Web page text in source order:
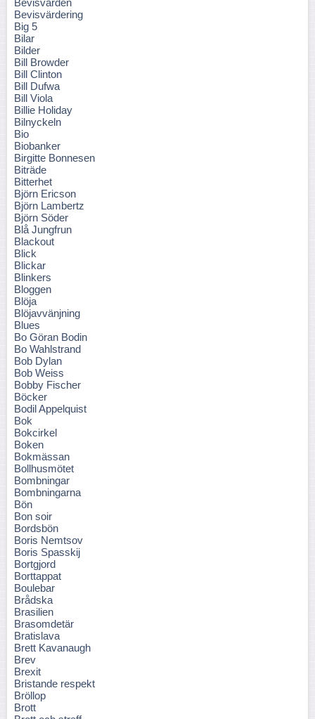
Bevisvärden
Bevisvärdering
Big 5
Bilar
Bilder
Bill Browder
Bill Clinton
Bill Dufwa
Bill Viola
Billie Holiday
Bilnyckeln
Bio
Biobanker
Birgitte Bonnesen
Biträde
Bitterhet
Björn Ericson
Björn Lambertz
Björn Söder
Blå Jungfrun
Blackout
Blick
Blickar
Blinkers
Bloggen
Blöja
Blöjavvänjning
Blues
Bo Göran Bodin
Bo Wahlstrand
Bob Dylan
Bob Weiss
Bobby Fischer
Böcker
Bodil Appelquist
Bok
Bokcirkel
Boken
Bokmässan
Bollhusmötet
Bombningar
Bombningarna
Bön
Bon soir
Bordsbön
Boris Nemtsov
Boris Spasskij
Bortgjord
Borttappat
Boulebar
Brådska
Brasilien
Brasomdetär
Bratislava
Brett Kavanaugh
Brev
Brexit
Bristande respekt
Bröllop
Brott